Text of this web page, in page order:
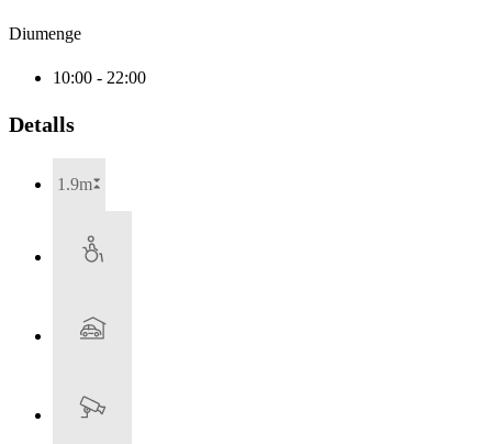
Diumenge
10:00 - 22:00
Detalls
1.9m